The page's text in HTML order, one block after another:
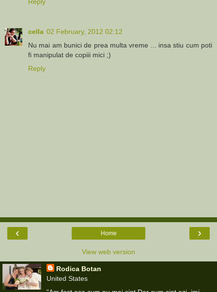
cella 02 February, 2012 02:12
Nu mai am bunici de prea multa vreme ... insa stiu cum poti
fi manipulat de copiii mici ;)
Reply
‹ ›
Home
View web version
Rodica Botan
United States